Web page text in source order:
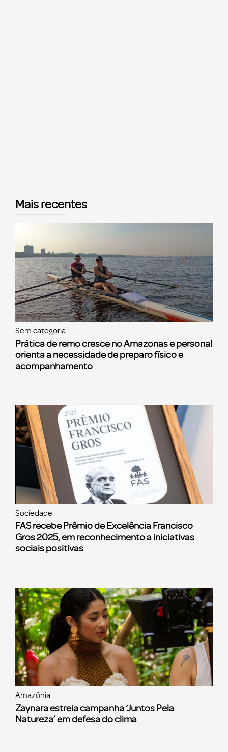
Mais recentes
Sem categoria
Prática de remo cresce no Amazonas e personal
orienta a necessidade de preparo físico e
acompanhamento
Sociedade
FAS recebe Prêmio de Excelência Francisco
Gros 2025, em reconhecimento a iniciativas
sociais positivas
Amazônia
Zaynara estreia campanha ‘Juntos Pela
Natureza’ em defesa do clima